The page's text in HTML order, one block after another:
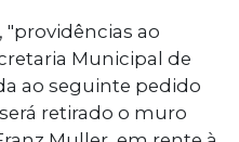
, "providências ao
Municipal de
ao seguinte pedido
retirado o muro